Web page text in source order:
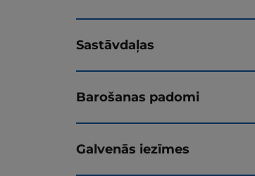
Sastāvdaļas
Barošanas padomi
Galvenās iezīmes